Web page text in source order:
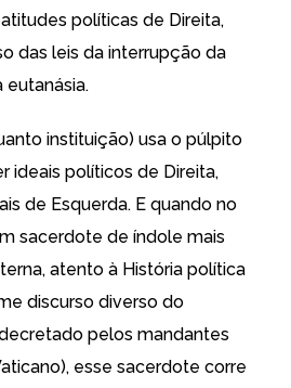
políticas de Direita,
das leis da interrupção da
eutanásia.
instituição) usa o púlpito
ideais políticos de Direita,
de Esquerda. E quando no
sacerdote de índole mais
atento à História política
discurso diverso do
pelos mandantes
esse sacerdote corre